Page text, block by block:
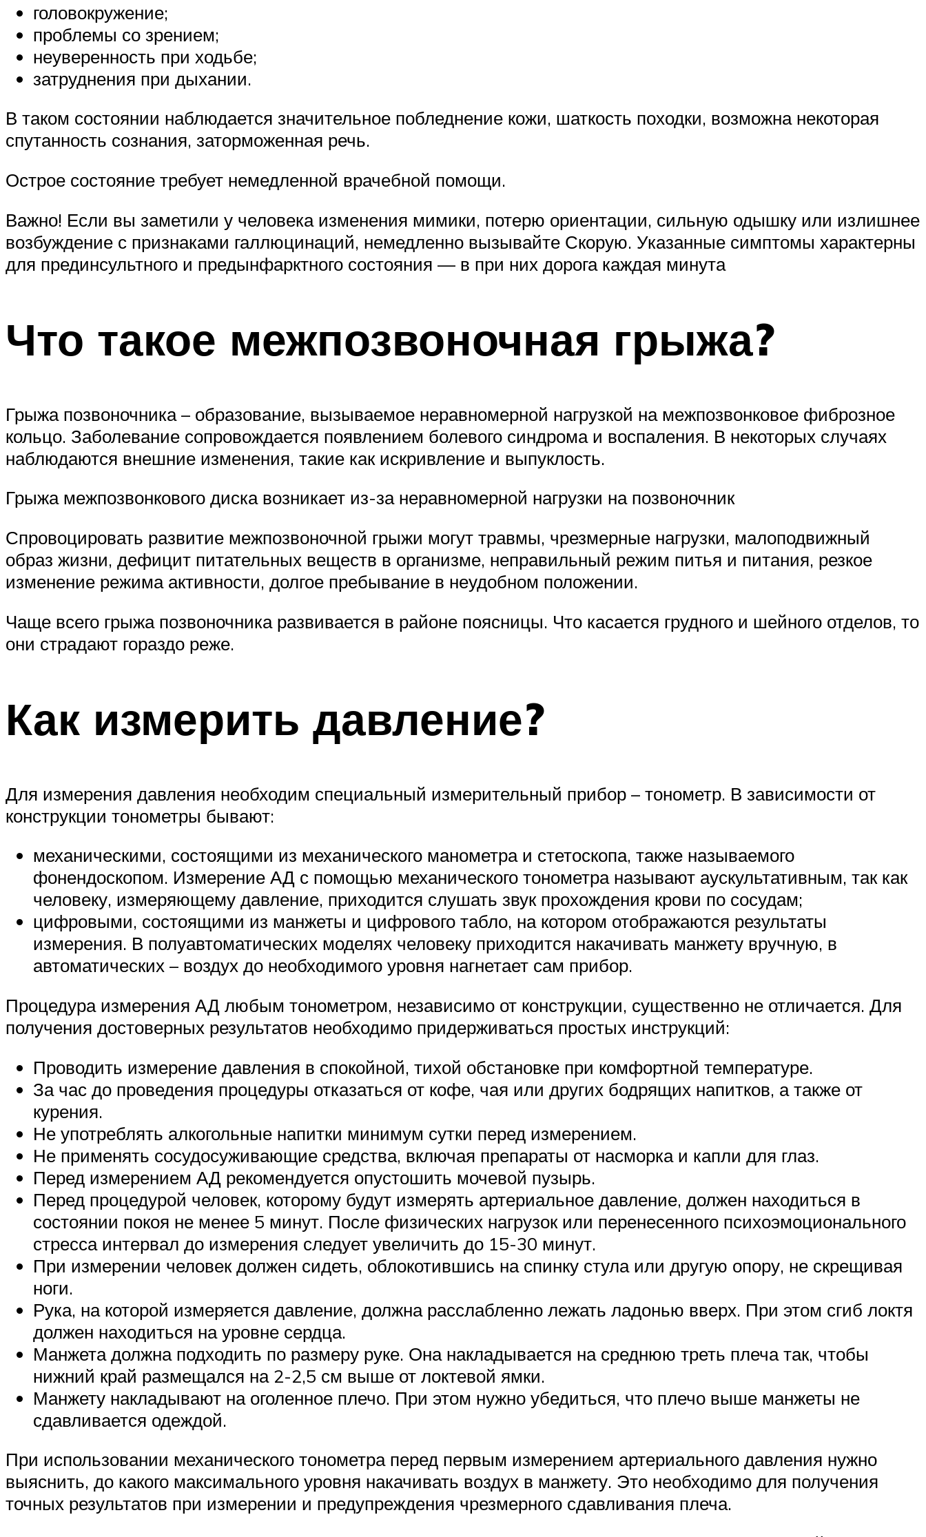
головокружение;
проблемы со зрением;
неуверенность при ходьбе;
затруднения при дыхании.
В таком состоянии наблюдается значительное побледнение кожи, шаткость походки, возможна некоторая
спутанность сознания, заторможенная речь.
Острое состояние требует немедленной врачебной помощи.
Важно! Если вы заметили у человека изменения мимики, потерю ориентации, сильную одышку или излишнее
возбуждение с признаками галлюцинаций, немедленно вызывайте Скорую. Указанные симптомы характерны
для прединсультного и предынфарктного состояния — в при них дорога каждая минута
Что такое межпозвоночная грыжа?
Грыжа позвоночника – образование, вызываемое неравномерной нагрузкой на межпозвонковое фиброзное
кольцо. Заболевание сопровождается появлением болевого синдрома и воспаления. В некоторых случаях
наблюдаются внешние изменения, такие как искривление и выпуклость.
Грыжа межпозвонкового диска возникает из-за неравномерной нагрузки на позвоночник
Спровоцировать развитие межпозвоночной грыжи могут травмы, чрезмерные нагрузки, малоподвижный
образ жизни, дефицит питательных веществ в организме, неправильный режим питья и питания, резкое
изменение режима активности, долгое пребывание в неудобном положении.
Чаще всего грыжа позвоночника развивается в районе поясницы. Что касается грудного и шейного отделов, то
они страдают гораздо реже.
Как измерить давление?
Для измерения давления необходим специальный измерительный прибор – тонометр. В зависимости от
конструкции тонометры бывают:
механическими, состоящими из механического манометра и стетоскопа, также называемого
фонендоскопом. Измерение АД с помощью механического тонометра называют аускультативным, так как
человеку, измеряющему давление, приходится слушать звук прохождения крови по сосудам;
цифровыми, состоящими из манжеты и цифрового табло, на котором отображаются результаты
измерения. В полуавтоматических моделях человеку приходится накачивать манжету вручную, в
автоматических – воздух до необходимого уровня нагнетает сам прибор.
Процедура измерения АД любым тонометром, независимо от конструкции, существенно не отличается. Для
получения достоверных результатов необходимо придерживаться простых инструкций:
Проводить измерение давления в спокойной, тихой обстановке при комфортной температуре.
За час до проведения процедуры отказаться от кофе, чая или других бодрящих напитков, а также от
курения.
Не употреблять алкогольные напитки минимум сутки перед измерением.
Не применять сосудосуживающие средства, включая препараты от насморка и капли для глаз.
Перед измерением АД рекомендуется опустошить мочевой пузырь.
Перед процедурой человек, которому будут измерять артериальное давление, должен находиться в
состоянии покоя не менее 5 минут. После физических нагрузок или перенесенного психоэмоционального
стресса интервал до измерения следует увеличить до 15-30 минут.
При измерении человек должен сидеть, облокотившись на спинку стула или другую опору, не скрещивая
ноги.
Рука, на которой измеряется давление, должна расслабленно лежать ладонью вверх. При этом сгиб локтя
должен находиться на уровне сердца.
Манжета должна подходить по размеру руке. Она накладывается на среднюю треть плеча так, чтобы
нижний край размещался на 2-2,5 см выше от локтевой ямки.
Манжету накладывают на оголенное плечо. При этом нужно убедиться, что плечо выше манжеты не
сдавливается одеждой.
При использовании механического тонометра перед первым измерением артериального давления нужно
выяснить, до какого максимального уровня накачивать воздух в манжету. Это необходимо для получения
точных результатов при измерении и предупреждения чрезмерного сдавливания плеча.